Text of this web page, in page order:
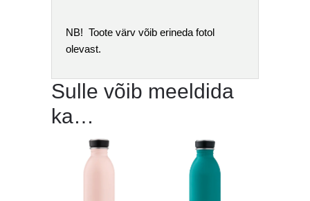
NB! Toote värv võib erineda fotol
olevast.
Sulle võib meeldida
ka…